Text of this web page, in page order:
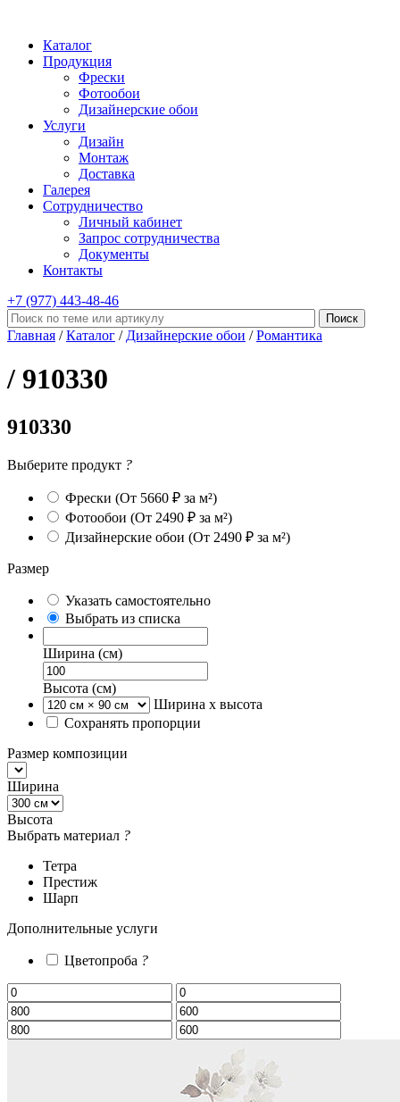
Каталог
Продукция
Фрески
Фотообои
Дизайнерские обои
Услуги
Дизайн
Монтаж
Доставка
Галерея
Сотрудничество
Личный кабинет
Запрос сотрудничества
Документы
Контакты
+7 (977) 443-48-46
Главная /Каталог / Дизайнерские обои /Романтика
/ 910330
910330
Выберите продукт ?
Фрески (От 5660 ₽ за м²)
Фотообои (От 2490 ₽ за м²)
Дизайнерские обои (От 2490 ₽ за м²)
Размер
Указать самостоятельно
Выбрать из списка
Ширина (см)
Высота (см)
Ширина х высота
Сохранять пропорции
Размер композиции
Ширина
Высота
Выбрать материал ?
Тетра
Престиж
Шарп
Дополнительные услуги
Цветопроба ?